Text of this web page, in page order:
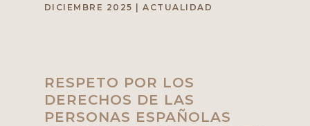
DICIEMBRE 2025 |ACTUALIDAD
RESPETO POR LOS
DERECHOS DE LAS
PERSONAS ESPAÑOLAS